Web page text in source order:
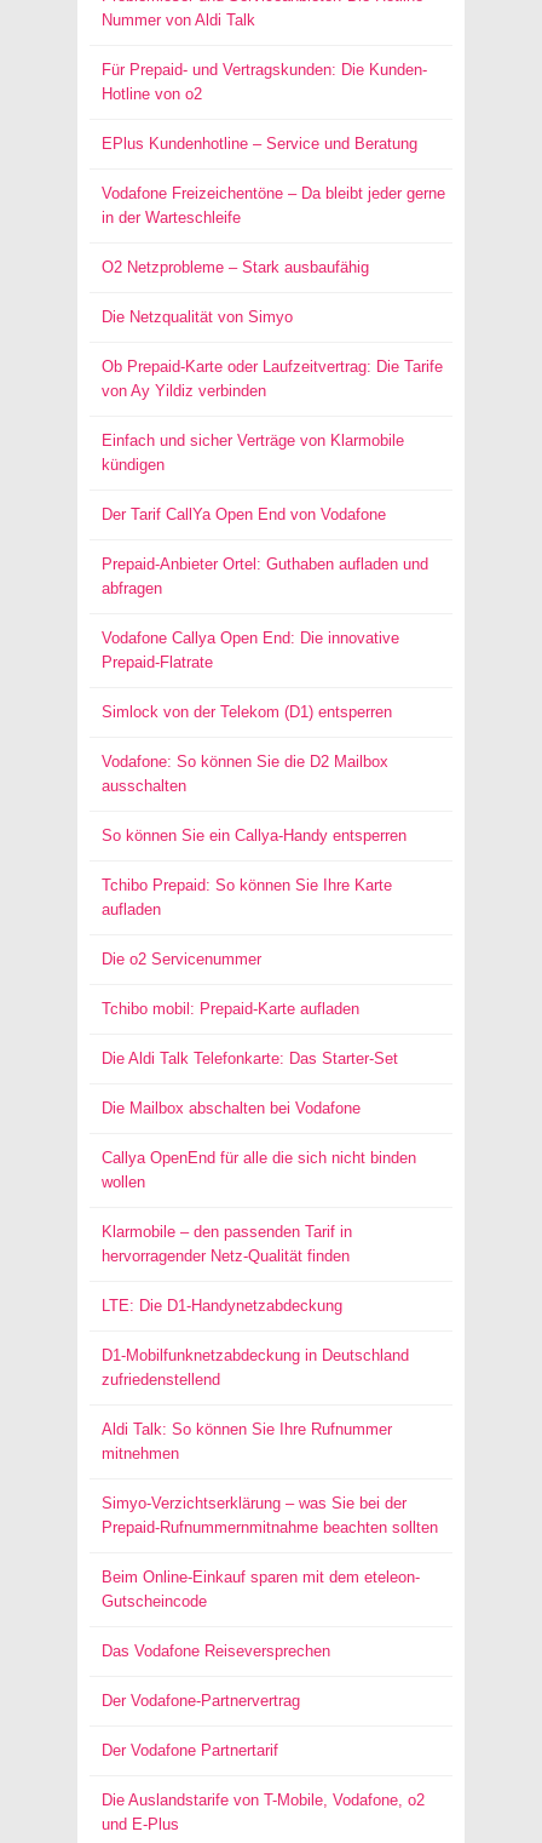
Nummer von Aldi Talk
Für Prepaid- und Vertragskunden: Die Kunden-
Hotline von o2
EPlus Kundenhotline – Service und Beratung
Vodafone Freizeichentöne – Da bleibt jeder gerne
in der Warteschleife
O2 Netzprobleme – Stark ausbaufähig
Die Netzqualität von Simyo
Ob Prepaid-Karte oder Laufzeitvertrag: Die Tarife
von Ay Yildiz verbinden
Einfach und sicher Verträge von Klarmobile
kündigen
Der Tarif CallYa Open End von Vodafone
Prepaid-Anbieter Ortel: Guthaben aufladen und
abfragen
Vodafone Callya Open End: Die innovative
Prepaid-Flatrate
Simlock von der Telekom (D1) entsperren
Vodafone: So können Sie die D2 Mailbox
ausschalten
So können Sie ein Callya-Handy entsperren
Tchibo Prepaid: So können Sie Ihre Karte
aufladen
Die o2 Servicenummer
Tchibo mobil: Prepaid-Karte aufladen
Die Aldi Talk Telefonkarte: Das Starter-Set
Die Mailbox abschalten bei Vodafone
Callya OpenEnd für alle die sich nicht binden
wollen
Klarmobile – den passenden Tarif in
hervorragender Netz-Qualität finden
LTE: Die D1-Handynetzabdeckung
D1-Mobilfunknetzabdeckung in Deutschland
zufriedenstellend
Aldi Talk: So können Sie Ihre Rufnummer
mitnehmen
Simyo-Verzichtserklärung – was Sie bei der
Prepaid-Rufnummernmitnahme beachten sollten
Beim Online-Einkauf sparen mit dem eteleon-
Gutscheincode
Das Vodafone Reiseversprechen
Der Vodafone-Partnervertrag
Der Vodafone Partnertarif
Die Auslandstarife von T-Mobile, Vodafone, o2
und E-Plus